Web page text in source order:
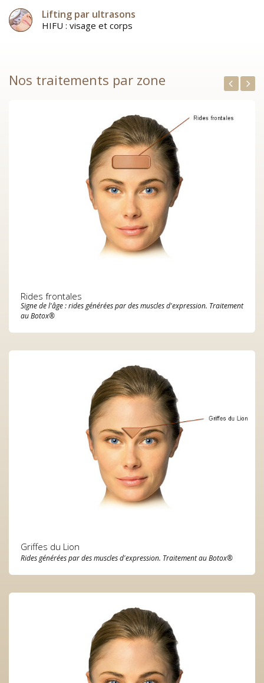
Lifting par ultrasons
HIFU : visage et corps
Nos traitements par zone
Rides frontales
Signe de l'âge : rides générées par des muscles d'expression. Traitement
au Botox®
Griffes du Lion
Rides générées par des muscles d'expression. Traitement au Botox®